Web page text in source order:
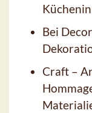
Bei
Craft –